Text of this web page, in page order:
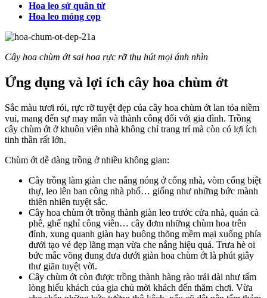
Hoa leo sử quân tử
Hoa leo móng cọp
Cây hoa chùm ớt sai hoa rực rỡ thu hút mọi ánh nhìn
Ứng dụng và lợi ích cây hoa chùm ớt
Sắc màu tươi rói, rực rỡ tuyệt đẹp của cây hoa chùm ớt lan tỏa niềm
vui, mang đến sự may mắn và thành công đối với gia đình. Trồng
cây chùm ớt ở khuôn viên nhà không chỉ trang trí mà còn có lợi ích
tinh thần rất lớn.
Chùm ớt dễ dàng trồng ở nhiều không gian:
Cây trồng làm giàn che nắng nóng ở cổng nhà, vòm cổng biệt
thự, leo lên ban công nhà phố… giống như những bức mành
thiên nhiên tuyệt sắc.
Cây hoa chùm ớt trồng thành giàn leo trước cửa nhà, quán cà
phê, ghế nghỉ công viên… cây đơm những chùm hoa trên
đỉnh, xung quanh giàn hay buông thõng mềm mại xuống phía
dưới tạo vẻ đẹp lãng mạn vừa che nắng hiệu quả. Trưa hè oi
bức mắc võng đung đưa dưới giàn hoa chùm ớt là phút giây
thư giãn tuyệt vời.
Cây chùm ớt còn được trồng thành hàng rào trải dài như tấm
lòng hiếu khách của gia chủ mời khách đến thăm chơi. Vừa